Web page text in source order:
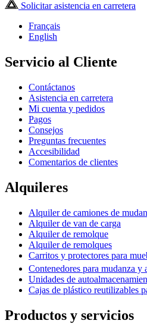
Solicitar asistencia en carretera
Français
English
Servicio al Cliente
Contáctanos
Asistencia en carretera
Mi cuenta y pedidos
Pagos
Consejos
Preguntas frecuentes
Accesibilidad
Comentarios de clientes
Alquileres
Alquiler de camiones de
Alquiler de van de carga
Alquiler de remolque
Alquiler de remolques
Carritos y protectores para
Contenedores para mudanza y
Unidades de
Cajas de plástico reutilizables
Productos y servicios